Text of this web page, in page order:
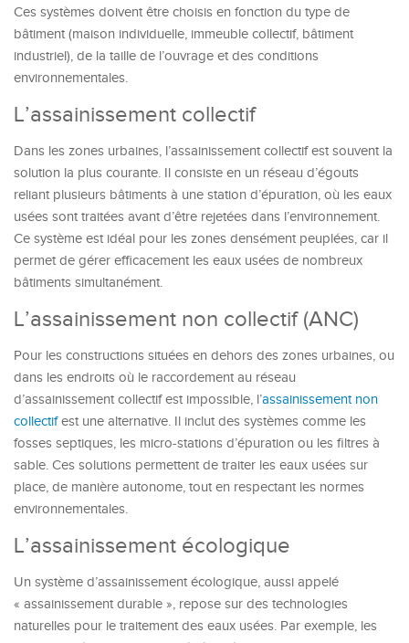
Ces systèmes doivent être choisis en fonction du type de
bâtiment (maison individuelle, immeuble collectif, bâtiment
industriel), de la taille de l’ouvrage et des conditions
environnementales.
L’assainissement collectif
Dans les zones urbaines, l’assainissement collectif est souvent la
solution la plus courante. Il consiste en un réseau d’égouts
reliant plusieurs bâtiments à une station d’épuration, où les eaux
usées sont traitées avant d’être rejetées dans l’environnement.
Ce système est idéal pour les zones densément peuplées, car il
permet de gérer efficacement les eaux usées de nombreux
bâtiments simultanément.
L’assainissement non collectif (ANC)
Pour les constructions situées en dehors des zones urbaines, ou
dans les endroits où le raccordement au réseau
d’assainissement collectif est impossible, l’assainissement non
collectifest une alternative. Il inclut des systèmes comme les
fosses septiques, les micro-stations d’épuration ou les filtres à
sable. Ces solutions permettent de traiter les eaux usées sur
place, de manière autonome, tout en respectant les normes
environnementales.
L’assainissement écologique
Un système d’assainissement écologique, aussi appelé
« assainissement durable », repose sur des technologies
naturelles pour le traitement des eaux usées. Par exemple, les